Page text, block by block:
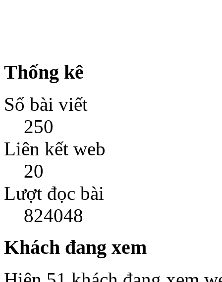
Thống kê
Số bài viết
250
Liên kết web
20
Lượt đọc bài
824048
Khách đang xem